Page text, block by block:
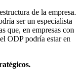
de la empresa.
ser un especialista
que, en empresas con
ODP podría estar en